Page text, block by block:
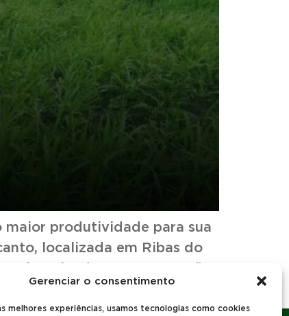
Gerenciar o consentimento
melhores experiências, usamos tecnologias como cookies
maior produtividade para sua
localizada em Ribas do
Blend® em comparação
[…]